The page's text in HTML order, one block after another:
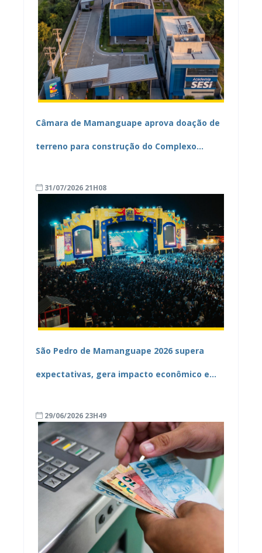
Câmara de Mamanguape aprova doação de
terreno para construção do Complexo
31/07/2026 21H08
São Pedro de Mamanguape 2026 supera
expectativas, gera impacto econômico e
29/06/2026 23H49